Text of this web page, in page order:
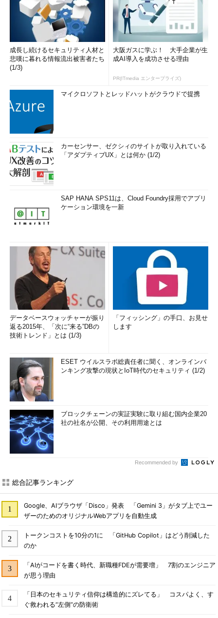
成長し続けるセキュリティ人材と
悲嘆に暮れる情報流出被害者たち
(1/3)
大阪ガスに学ぶ！ 大手企業が生
成AI導入を成功させる理由
PR(ITmedia エンタープライズ)
マイクロソフトとレッドハットがクラウドで提携
カーセンサー、ゼクシィのサイトが取り入れている
「アダプティブUX」とは何か (1/2)
SAP HANA SPS11は、Cloud Foundry採用でアプリ
ケーション環境を一新
データベースウォッチャーが振り
返る2015年、「次に“来る”DBの
技術トレンド」とは (1/3)
「フィッシング」の手口、お見せ
します
ESET ウイルスラボ総責任者に聞く、オンラインバ
ンキング攻撃の現状とIoT時代のセキュリティ (1/2)
ブロックチェーンの実証実験に取り組む国内企業20
社の社名が公開、その利用用途とは
Recommended by
総合記事ランキング
Google、AIブラウザ「Disco」発表 「Gemini 3」がタブ上でユー
ザーのためのオリジナルWebアプリを自動生成
トークンコストを10分の1に 「GitHub Copilot」はどう削減した
のか
「AIがコードを書く時代、新職種FDEが需要増」 7割のエンジニア
が思う理由
「日本のセキュリティ信仰は構造的にズレてる」 コスパよく、す
ぐ救われる“左側”の防衛術